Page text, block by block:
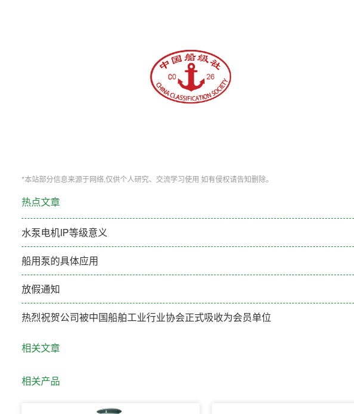
*本站部分信息来源于网络,仅供个人研究、交流学习使用 如有侵权请告知删除。
热点文章
水泵电机IP等级意义
船用泵的具体应用
放假通知
热烈祝贺公司被中国船舶工业行业协会正式吸收为会员单位
相关文章
相关产品